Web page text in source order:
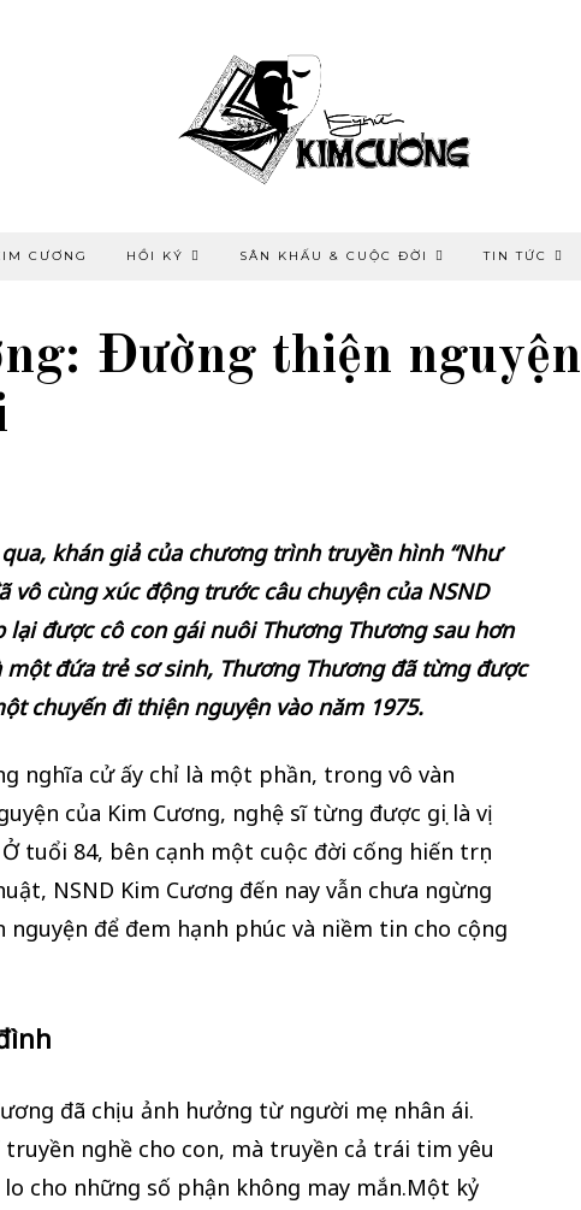
CƯƠNG HỒI KÝ SÂN KHẤU & CUỘC ĐỜI TIN TỨC
Đường thiện nguyện
qua, khán giả của chương trình truyền hình “Như
vô cùng xúc động trước câu chuyện của NSND
lại được cô con gái nuôi Thương Thương sau hơn
một đứa trẻ sơ sinh, Thương Thương đã từng được
chuyến đi thiện nguyện vào năm 1975.
nghĩa cử ấy chỉ là một phần, trong vô vàn
của Kim Cương, nghệ sĩ từng được gọi là vị
tuổi 84, bên cạnh một cuộc đời cống hiến trọn
NSND Kim Cương đến nay vẫn chưa ngừng
để đem hạnh phúc và niềm tin cho cộng
đã chịu ảnh hưởng từ người mẹ nhân ái.
truyền nghề cho con, mà truyền cả trái tim yêu
cho những số phận không may mắn.Một kỷ